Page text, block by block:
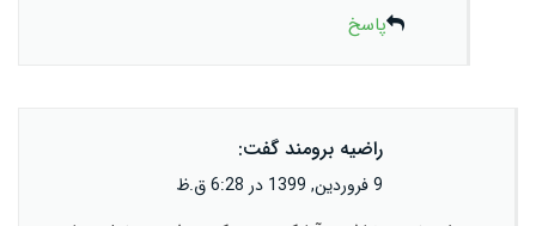
پاسخ
راضیه برومند گفت:
9 فروردین, 1399 در 6:28 ق.ظ